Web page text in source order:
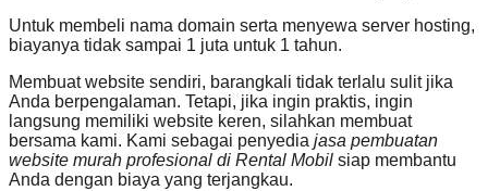
Untuk membeli nama domain serta menyewa server hosting,
biayanya tidak sampai 1 juta untuk 1 tahun.
Membuat website sendiri, barangkali tidak terlalu sulit jika
Anda berpengalaman. Tetapi, jika ingin praktis, ingin
langsung memiliki website keren, silahkan membuat
bersama kami. Kami sebagai penyedia jasa pembuatan
website murah profesional di Rental Mobil siap membantu
Anda dengan biaya yang terjangkau.